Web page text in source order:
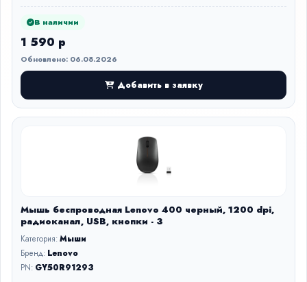
В наличии
1 590 р
Обновлено: 06.08.2026
Добавить в заявку
Мышь беспроводная Lenovo 400 черный, 1200 dpi,
радиоканал, USB, кнопки - 3
Категория:Мыши
Бренд: Lenovo
PN: GY50R91293